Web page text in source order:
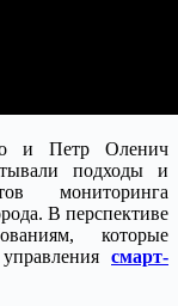
и Петр Оленич
подходы и
мониторинга
В перспективе
которые
смарт-